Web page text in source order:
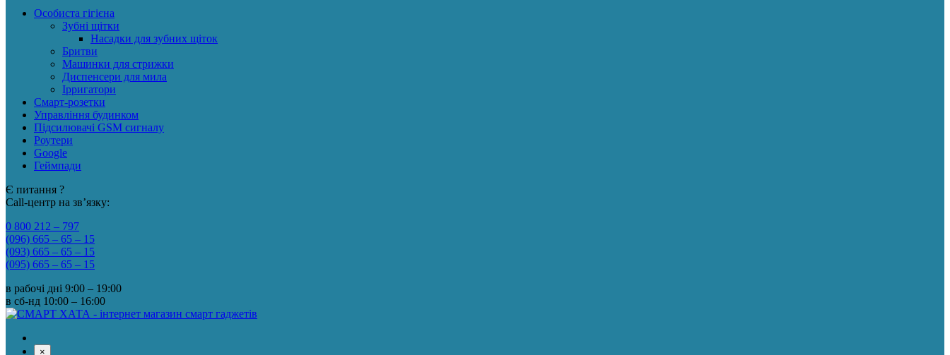
Особиста гігієна
Зубні щітки
Насадки для зубних щіток
Бритви
Машинки для стрижки
Диспенсери для мила
Ірригатори
Смарт-розетки
Управління будинком
Підсилювачі GSM сигналу
Роутери
Google
Геймпади
Є питання ?
Call-центр на зв’язку:
0 800 212 – 797
(096) 665 – 65 – 15
(093) 665 – 65 – 15
(095) 665 – 65 – 15
в рабочі дні 9:00 – 19:00
в сб-нд 10:00 – 16:00
×